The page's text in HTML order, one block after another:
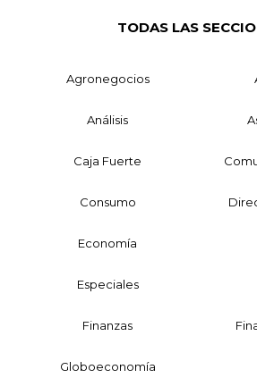
TODAS LAS
Agronegocios
Análisis
Caja Fuerte
Consumo
Economía
Especiales
Finanzas
Globoeconomía